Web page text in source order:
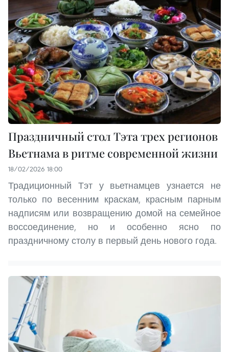
Праздничный стол Тэта трех регионов
Вьетнама в ритме современной жизни
18/02/2026 18:00
Традиционный Тэт у вьетнамцев узнается не
только по весенним краскам, красным парным
надписям или возвращению домой на семейное
воссоединение, но и особенно ясно по
праздничному столу в первый день нового года.